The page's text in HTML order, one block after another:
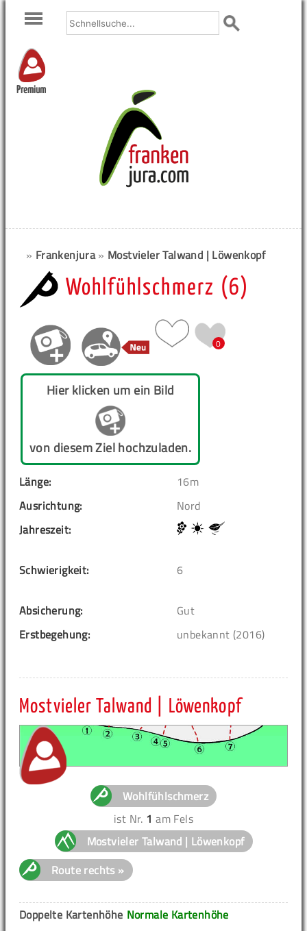
Premium
» Frankenjura» Mostvieler Talwand | Löwenkopf
Wohlfühlschmerz (6)
0
Hier klicken um ein Bild
von diesem Ziel hochzuladen.
Länge:
16m
Ausrichtung:
Nord
Jahreszeit:
Schwierigkeit: 6
Absicherung:
Gut
Erstbegehung:
unbekannt (2016)
Mostvieler Talwand | Löwenkopf
Wohlfühlschmerz
ist Nr. 1 am Fels
Mostvieler Talwand | Löwenkopf
Route rechts »
Normale Kartenhöhe
Doppelte Kartenhöhe